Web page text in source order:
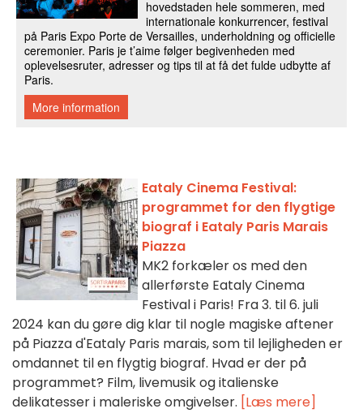
Eataly Cinema Festival:
programmet for den flygtige
biograf i Eataly Paris Marais
Piazza
MK2 forkæler os med den
allerførste Eataly Cinema
Festival i Paris! Fra 3. til 6. juli
2024 kan du gøre dig klar til nogle magiske aftener
på Piazza d'Eataly Paris marais, som til lejligheden er
omdannet til en flygtig biograf. Hvad er der på
programmet? Film, livemusik og italienske
delikatesser i maleriske omgivelser. [Læs mere]